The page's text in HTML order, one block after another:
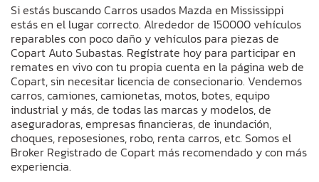
Si estás buscando Carros usados Mazda en Mississippi
estás en el lugar correcto. Alrededor de 150000 vehículos
reparables con poco daño y vehículos para piezas de
Copart Auto Subastas. Regístrate hoy para participar en
remates en vivo con tu propia cuenta en la página web de
Copart, sin necesitar licencia de consecionario. Vendemos
carros, camiones, camionetas, motos, botes, equipo
industrial y más, de todas las marcas y modelos, de
aseguradoras, empresas financieras, de inundación,
choques, reposesiones, robo, renta carros, etc. Somos el
Broker Registrado de Copart más recomendado y con más
experiencia.